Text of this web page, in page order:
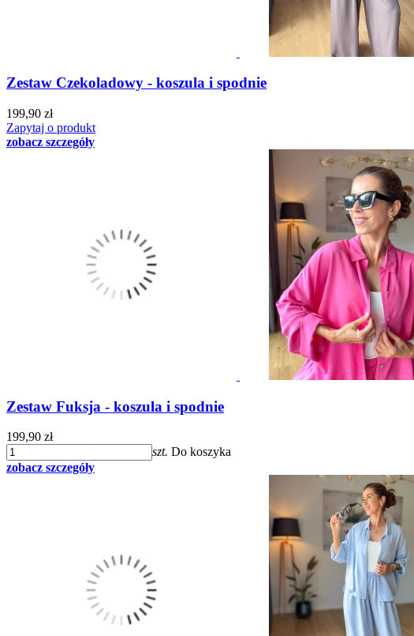
Zestaw Czekoladowy - koszula i spodnie
199,90 zł
Zapytaj o produkt
zobacz szczegóły
Zestaw Fuksja - koszula i spodnie
199,90 zł
szt. Do koszyka
zobacz szczegóły